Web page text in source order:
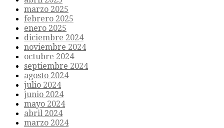
marzo 2025
febrero 2025
enero 2025
diciembre 2024
noviembre 2024
octubre 2024
septiembre 2024
agosto 2024
julio 2024
junio 2024
mayo 2024
abril 2024
marzo 2024